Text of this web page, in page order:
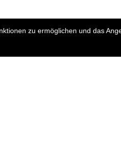
zu ermöglichen und das